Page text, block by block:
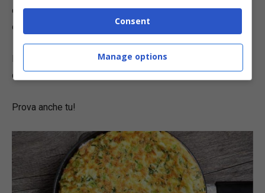
coperchio e la mettiamo nella padella e proseguiamo la
cottura.
Potresti scegliere il metodo più adatto, la paletta o il
coperchio entrambi sono perfetti e infallibili.
Prova anche tu!
Consent
Manage options